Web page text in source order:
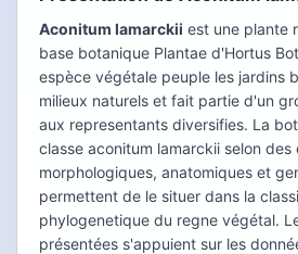
Aconitum lamarckii est une plante
base botanique Plantae d'Hortus
espèce végétale peuple les jardins
milieux naturels et fait partie d'un
aux representants diversifies. La
classe aconitum lamarckii selon des
morphologiques, anatomiques et
permettent de le situer dans la
phylogenetique du regne végétal.
présentées s'appuient sur les